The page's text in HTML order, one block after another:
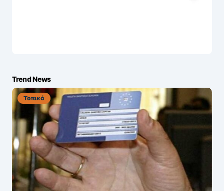
Trend News
Τοπικά